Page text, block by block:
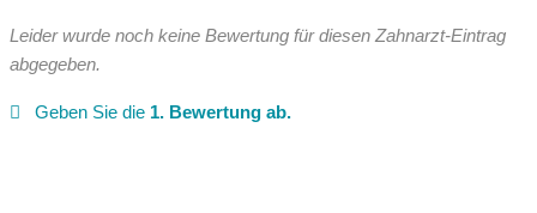
Leider wurde noch keine Bewertung für diesen Zahnarzt-Eintrag
abgegeben.
Geben Sie die 1. Bewertung ab.